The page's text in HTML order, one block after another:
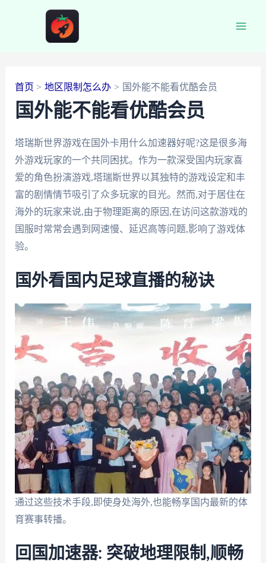
首页 地区限制怎么办 国外能不能看优酷会员
国外能不能看优酷会员
塔瑞斯世界游戏在国外卡用什么加速器好呢?这是很多海
外游戏玩家的一个共同困扰。作为一款深受国内玩家喜
爱的角色扮演游戏,塔瑞斯世界以其独特的游戏设定和丰
富的剧情情节吸引了众多玩家的目光。然而,对于居住在
海外的玩家来说,由于物理距离的原因,在访问这款游戏的
国服时常常会遇到网速慢、延迟高等问题,影响了游戏体
验。
国外看国内足球直播的秘诀
通过这些技术手段,即使身处海外,也能畅享国内最新的体
育赛事转播。
回国加速器: 突破地理限制,顺畅